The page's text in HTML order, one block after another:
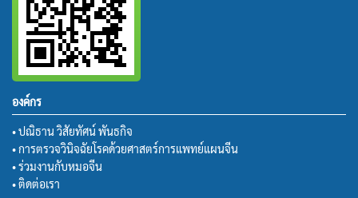
องค์กร
• ปณิธาน วิสัยทัศน์ พันธกิจ
• การตรวจวินิจฉัยโรคด้วยศาสตร์การแพทย์แผนจีน
• ร่วมงานกับหมอจีน
• ติดต่อเรา